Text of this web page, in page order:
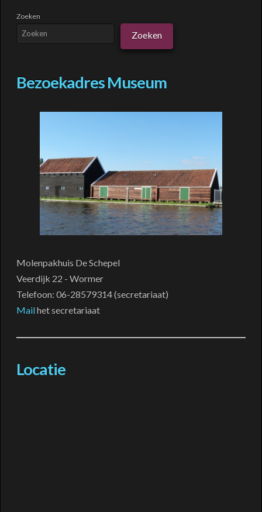
Zoeken
Zoeken
Bezoekadres Museum
Molenpakhuis De Schepel
Veerdijk 22 - Wormer
Telefoon: 06-28579314 (secretariaat)
Mailhet secretariaat
Locatie